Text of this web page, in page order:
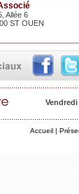
Allée 6
ST OUEN
Vendredi
Accueil |